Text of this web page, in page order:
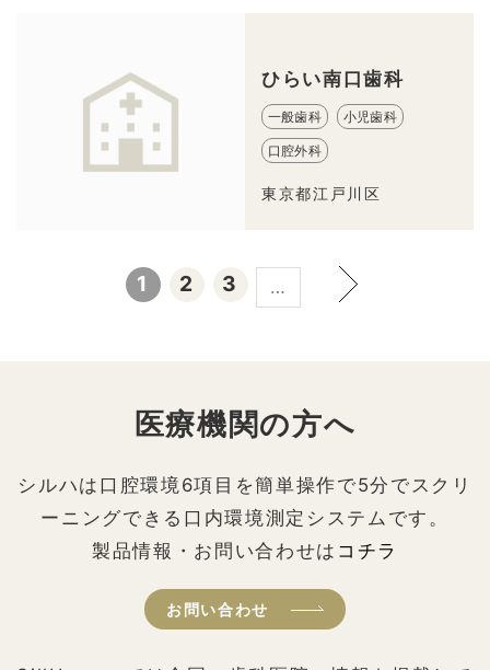
ひらい南口歯科
一般歯科 小児歯科
口腔外科
東京都江戸川区
1 2 3 …
医療機関の方へ
シルハは口腔環境6項目を簡単操作で5分でスクリ
ーニングできる口内環境測定システムです。
製品情報・お問い合わせは コチラ
お問い合わせ